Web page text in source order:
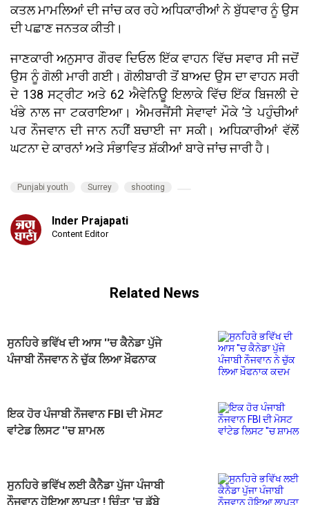
ਕਤਲ ਮਾਮਲਿਆਂ ਦੀ ਜਾਂਚ ਕਰ ਰਹੇ ਅਧਿਕਾਰੀਆਂ ਨੇ ਬੁੱਧਵਾਰ ਨੂੰ ਉਸ
ਦੀ ਪਛਾਣ ਜਨਤਕ ਕੀਤੀ।
ਜਾਣਕਾਰੀ ਅਨੁਸਾਰ ਗੌਰਵ ਦਿਓਲ ਇੱਕ ਵਾਹਨ ਵਿੱਚ ਸਵਾਰ ਸੀ ਜਦੋਂ
ਉਸ ਨੂੰ ਗੋਲੀ ਮਾਰੀ ਗਈ। ਗੋਲੀਬਾਰੀ ਤੋਂ ਬਾਅਦ ਉਸ ਦਾ ਵਾਹਨ ਸਰੀ
ਦੇ 138 ਸਟ੍ਰੀਟ ਅਤੇ 62 ਐਵੇਨਿਊ ਇਲਾਕੇ ਵਿੱਚ ਇੱਕ ਬਿਜਲੀ ਦੇ
ਖੰਭੇ ਨਾਲ ਜਾ ਟਕਰਾਇਆ। ਐਮਰਜੈਂਸੀ ਸੇਵਾਵਾਂ ਮੌਕੇ ’ਤੇ ਪਹੁੰਚੀਆਂ
ਪਰ ਨੌਜਵਾਨ ਦੀ ਜਾਨ ਨਹੀਂ ਬਚਾਈ ਜਾ ਸਕੀ। ਅਧਿਕਾਰੀਆਂ ਵੱਲੋਂ
ਘਟਨਾ ਦੇ ਕਾਰਨਾਂ ਅਤੇ ਸੰਭਾਵਿਤ ਸ਼ੱਕੀਆਂ ਬਾਰੇ ਜਾਂਚ ਜਾਰੀ ਹੈ।
Punjabi youth Surrey shooting
Inder Prajapati
Content Editor
Related News
ਸੁਨਹਿਰੇ ਭਵਿੱਖ ਦੀ ਆਸ ''ਚ ਕੈਨੇਡਾ ਪੁੱਜੇ
ਪੰਜਾਬੀ ਨੌਜਵਾਨ ਨੇ ਚੁੱਕ ਲਿਆ ਖ਼ੌਫਨਾਕ
ਇਕ ਹੋਰ ਪੰਜਾਬੀ ਨੌਜਵਾਨ FBI ਦੀ ਮੋਸਟ
ਵਾਂਟੇਡ ਲਿਸਟ ''ਚ ਸ਼ਾਮਲ
ਸੁਨਹਿਰੇ ਭਵਿੱਖ ਲਈ ਕੈਨੈਡਾ ਪੁੱਜਾ ਪੰਜਾਬੀ
ਨੌਜਵਾਨ ਹੋਇਆ ਲਾਪਤਾ ! ਚਿੰਤਾ 'ਚ ਡੁੱਬੇ